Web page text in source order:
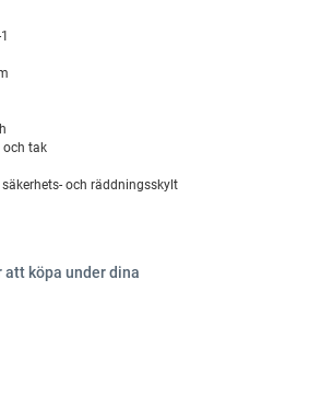
och tak
säkerhets- och räddningsskylt
köpa under dina